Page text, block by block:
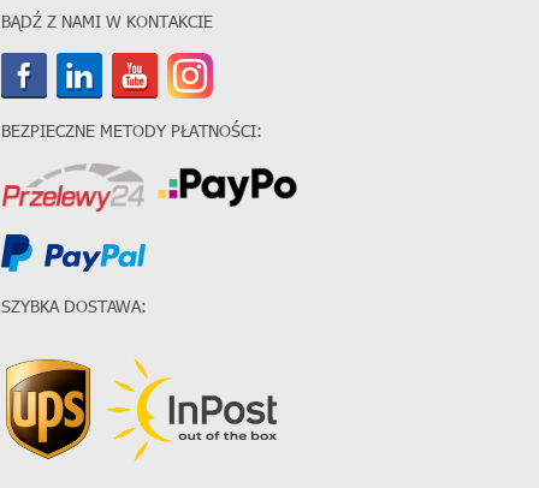
BĄDŹ Z NAMI W KONTAKCIE
BEZPIECZNE METODY PŁATNOŚCI:
SZYBKA DOSTAWA: